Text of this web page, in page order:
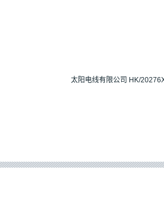
太阳电线有限公司 HK/